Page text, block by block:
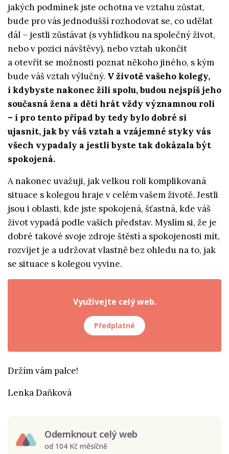
jakých podmínek jste ochotna ve vztahu zůstat,
bude pro vás jednodušší rozhodovat se, co udělat
dál – jestli zůstávat (s vyhlídkou na společný život,
nebo v pozici návštěvy), nebo vztah ukončit
a otevřít se možnosti poznat někoho jiného, s kým
bude váš vztah výlučný. V životě vašeho kolegy,
i kdybyste nakonec žili spolu, budou nejspíš jeho
současná žena a děti hrát vždy významnou roli
– i pro tento případ by tedy bylo dobré si
ujasnit, jak by váš vztah a vzájemné styky vás
všech vypadaly a jestli byste tak dokázala být
spokojená.
A nakonec uvažuji, jak velkou roli komplikovaná
situace s kolegou hraje v celém vašem životě. Jestli
jsou i oblasti, kde jste spokojená, šťastná, kde váš
život vypadá podle vašich představ. Myslím si, že je
dobré takové svoje zdroje štěstí a spokojenosti mít,
rozvíjet je a udržovat vlastně bez ohledu na to, jak
se situace s kolegou vyvine.
Využívejte celý web.
Předplatné
Držím vám palce!
Lenka Daňková
Odemknout celý web
od 104 Kč měsíčně